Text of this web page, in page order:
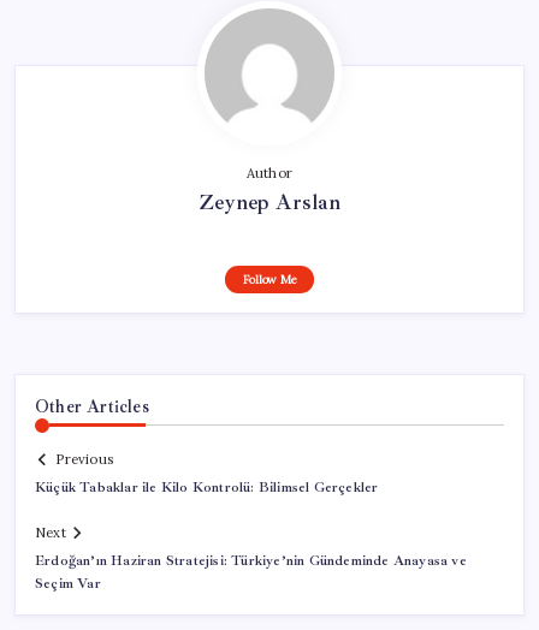
Author
Zeynep Arslan
Follow Me
Other Articles
Previous
Küçük Tabaklar ile Kilo Kontrolü: Bilimsel Gerçekler
Next
Erdoğan’ın Haziran Stratejisi: Türkiye’nin Gündeminde Anayasa ve
Seçim Var